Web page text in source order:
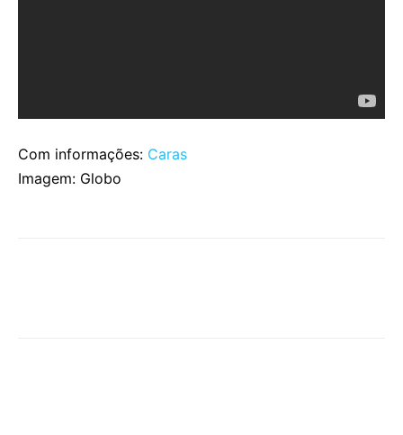
Com informações: Caras
Imagem: Globo